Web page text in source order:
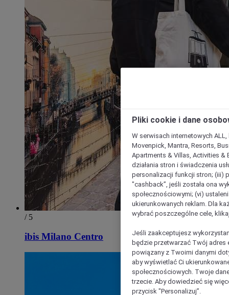
/ 5
ibis Milano Centro
Pliki cookie i dane
W serwisach internetowych
Movenpick, Mantra, Resorts,
Apartments & Villas, Activities &
działania stron i świadczenia
personalizacji funkcji stron; (iii)
"cashback”, jeśli została ona
społecznościowymi; (vi)
ukierunkowanych reklam. Dla
wybrać poszczególne cele,
Jeśli zaakceptujesz
będzie przetwarzać Twój adres
powiązany z Twoimi danymi
aby wyświetlać Ci
społecznościowych. Twoje
trzecie. Aby dowiedzieć się
przycisk "Personalizuj”.